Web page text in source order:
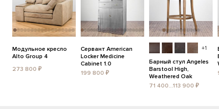
Модульное кресло
Alto Group 4
273 800 ₽
Сервант American
Locker Medicine
Cabinet 1.0
199 800 ₽
+1
Барный стул Angeles
Barstool High,
Weathered Oak
71 400...113 900 ₽